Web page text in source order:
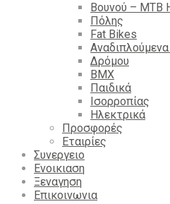
Βουνού – MTB
Πόλης
Fat Bikes
Δρόμου
BMX
Παιδικά
Ισορροπίας
Ηλεκτρικά
Προσφορές
Εταιρίες
Συνεργειο
Ενοικιαση
Ξεναγηση
Επικοινωνια